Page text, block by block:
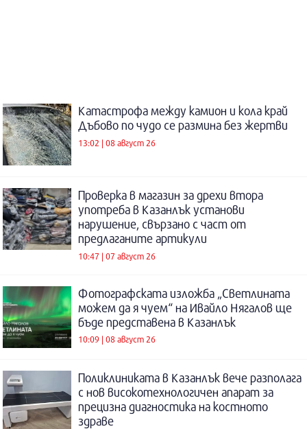
Катастрофа между камион и кола край
Дъбово по чудо се размина без жертви
13:02 | 08 август 26
Проверка в магазин за дрехи втора
употреба в Казанлък установи
нарушение, свързано с част от
предлаганите артикули
10:47 | 07 август 26
Фотографската изложба „Светлината
можем да я чуем“ на Ивайло Нягалов ще
бъде представена в Казанлък
10:09 | 08 август 26
Поликлиниката в Казанлък вече разполага
с нов високотехнологичен апарат за
прецизна диагностика на костното
здраве